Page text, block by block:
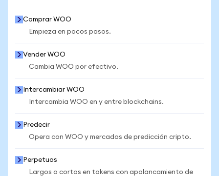
Comprar WOO
Empieza en pocos pasos.
Vender WOO
Cambia WOO por efectivo.
Intercambiar WOO
Intercambia WOO en y entre blockchains.
Predecir
Opera con WOO y mercados de predicción cripto.
Perpetuos
Largos o cortos en tokens con apalancamiento de